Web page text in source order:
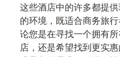
这些酒店中的许多都提
的环境，既适合商务旅
论您是在寻找一个拥有
店，还是希望找到更实